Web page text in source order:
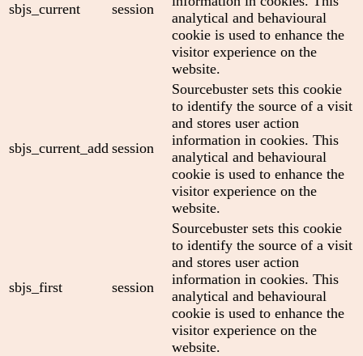
sbjs_current session
analytical and behavioural
cookie is used to enhance the
visitor experience on the
website.
sbjs_current_add session
Sourcebuster sets this cookie
to identify the source of a visit
and stores user action
information in cookies. This
analytical and behavioural
cookie is used to enhance the
visitor experience on the
website.
sbjs_first session
Sourcebuster sets this cookie
to identify the source of a visit
and stores user action
information in cookies. This
analytical and behavioural
cookie is used to enhance the
visitor experience on the
website.